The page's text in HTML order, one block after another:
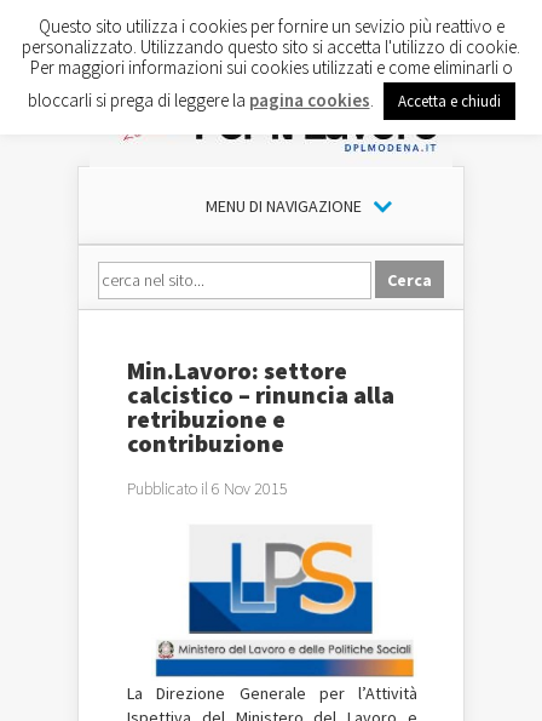
MENU DI NAVIGAZIONE
Min.Lavoro: settore
calcistico – rinuncia alla
retribuzione e
contribuzione
Pubblicato il 6 Nov 2015
La Direzione Generale per l’Attività
Questo sito utilizza i cookies per fornire un sevizio più reattivo e
personalizzato. Utilizzando questo sito si accetta l'utilizzo di cookie.
Per maggiori informazioni sui cookies utilizzati e come eliminarli o
bloccarli si prega di leggere la pagina cookies Accetta e chiudi